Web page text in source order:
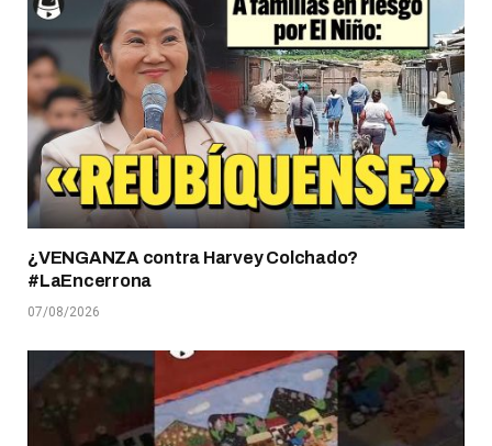
¿VENGANZA contra Harvey Colchado?
#LaEncerrona
07/08/2026